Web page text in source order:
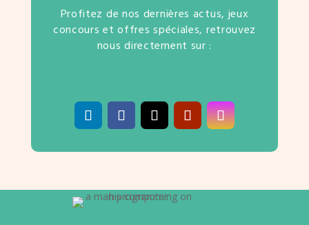
Profitez de nos dernières actus, jeux
concours et offres spéciales, retrouvez
nous directement sur :